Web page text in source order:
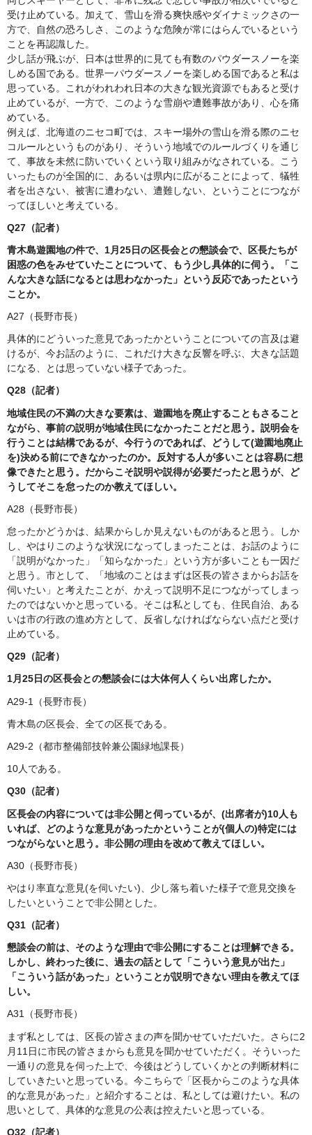
受け止めている。加えて、雪山を滑る爽快感やダイナミックさの一
方で、自然の恐ろしさ、このような危険が常にはらんでいるという
ことを再認識した。
少し話が飛ぶが、日本は世界的に見ても有数のパウダースノーを楽
しめる国である。世界一パウダースノーを楽しめる国であると私は
思っている。これがわれわれ日本の大きな観光資源でもあると受け
止めているが、一方で、このような雪崩や遭難事故があり、心を痛
めている。
例えば、北海道のニセコ町では、スキー場外の雪山を滑る際のニセ
コルールというものがあり、そういう地域でのルールづくりを通じ
て、事故を未然に防いでいくという取り組みがなされている。こう
いったものが全国的に、あるいは県内に広がることによって、犠牲
者を出さない、被害に遭わない、遭難しない、ということにつなが
ってほしいと考えている。
Q27（記者）
青木島遊園地の件で、1月25日の区長会との懇談会で、区長たちが
困惑の色をみせていたことについて、もう少し具体的に伺う。「こ
んな大きな話になるとは思わなかった」という反応であったという
ことか。
A27（長野市長）
具体的にどういった意見であったかということについての言及は避
けるが、今お話のように、これだけ大きな反響を呼ぶ、大きな話題
になる、とは思っていない様子であった。
Q28（記者）
地域住民の不満の大きな要素は、遊園地を廃止することもさること
ながら、事前の説明が地域住民になかったことだと思う。説明会を
行うことは結構であるが、今行うのであれば、どうして(遊園地廃止
を)決める前にできなかったのか。反対する人が多いことは容易に想
像できたと思う。だからこそ説明や説得が必要だったと思うが、ど
うしてそこを怠ったのか教えてほしい。
A28（長野市長）
怠ったかどうかは、結果からしか見えないものがあると思う。しか
し、やはりこのような状況になってしまったことは、お話のように
「説明がなかった」「知らなかった」という方が多いことも一因だ
と思う。市として、「地域のことはまずは区長の皆さまからお話を
伺いたい」と考えたことが、かえって説明不足につながってしまっ
たのではないかと思っている。そこは私としても、住民自治、ある
いは市の行政の進め方として、反省しなければならない点だと受け
止めている。
Q29（記者）
1月25日の区長会との懇談会には大体何人くらい出席したか。
A29-1（長野市長）
青木島の区長会、全ての区長である。
A29-2（都市整備部技幹兼公園緑地課長）
10人である。
Q30（記者）
区長会の内容については非公開と伺っているが、(出席者が)10人も
いれば、どのような意見があったかということが(個人の)特定には
つながらないと思う。非公開の理由を改めて教えてほしい。
A30（長野市長）
やはり率直な意見(を伺いたい)、少し落ち着いた様子で意見交換を
したいということで非公開とした。
Q31（記者）
懇談会の前は、そのような理由で非公開にすることは理解できる。
しかし、終わった後に、過去の話として「こういう意見が出た」
「こういう話があった」ということが説明できない理由を教えてほ
しい。
A31（長野市長）
まず私としては、区長の皆さまの声を聞かせていただいた。さらに2
月11日に市民の皆さまからも意見を聞かせていただく。そういった
一通りの意見を伺った上で、今後はどうしていくかとの判断材料に
していきたいと思っている。今こちらで「区長からこのような具体
的な意見があった」と紹介することは、私としては避けたい。私の
思いとして、具体的な意見の公表は控えたいと思っている。
Q32（記者）